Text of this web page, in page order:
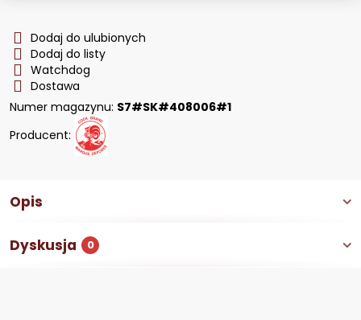
Dodaj do ulubionych
Dodaj do listy
Watchdog
Dostawa
Numer magazynu: S7#SK#408006#1
Producent:
Opis
Dyskusja 0